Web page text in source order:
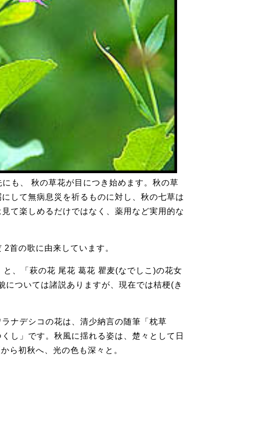
も、 秋の草花が目につき始めます。秋の草
して無病息災を祈るものに対し、秋の七草は
て楽しめるだけではなく、薬用など実用的な
首の歌に由来しています。
、「萩の花 尾花 葛花 瞿麦(なでしこ)の花女
ついては諸説ありますが、現在では桔梗(き
ナデシコの花は、清少納言の随筆「枕草
し」です。秋風に揺れる姿は、楚々として日
ら初秋へ、光の色も深々と。